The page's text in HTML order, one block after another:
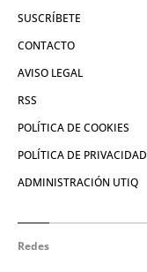
SUSCRÍBETE
CONTACTO
AVISO LEGAL
RSS
POLÍTICA DE COOKIES
POLÍTICA DE PRIVACIDAD
ADMINISTRACIÓN UTIQ
Redes